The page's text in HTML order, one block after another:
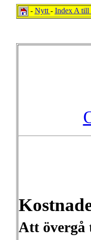
- Nytt - Index A till
Att övergå